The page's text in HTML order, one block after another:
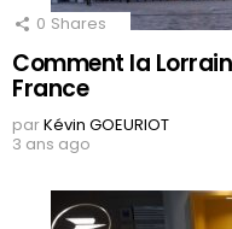
0 Shares
Comment la
France
parKévin GOEURIOT
3 ans ago